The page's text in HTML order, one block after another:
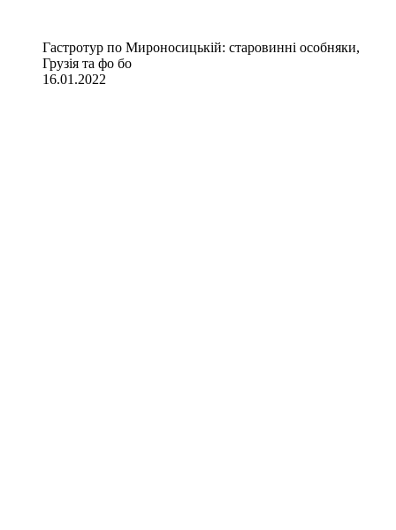
Гастротур по Мироносицькій: старовинні особняки,
Грузія та фо бо
16.01.2022